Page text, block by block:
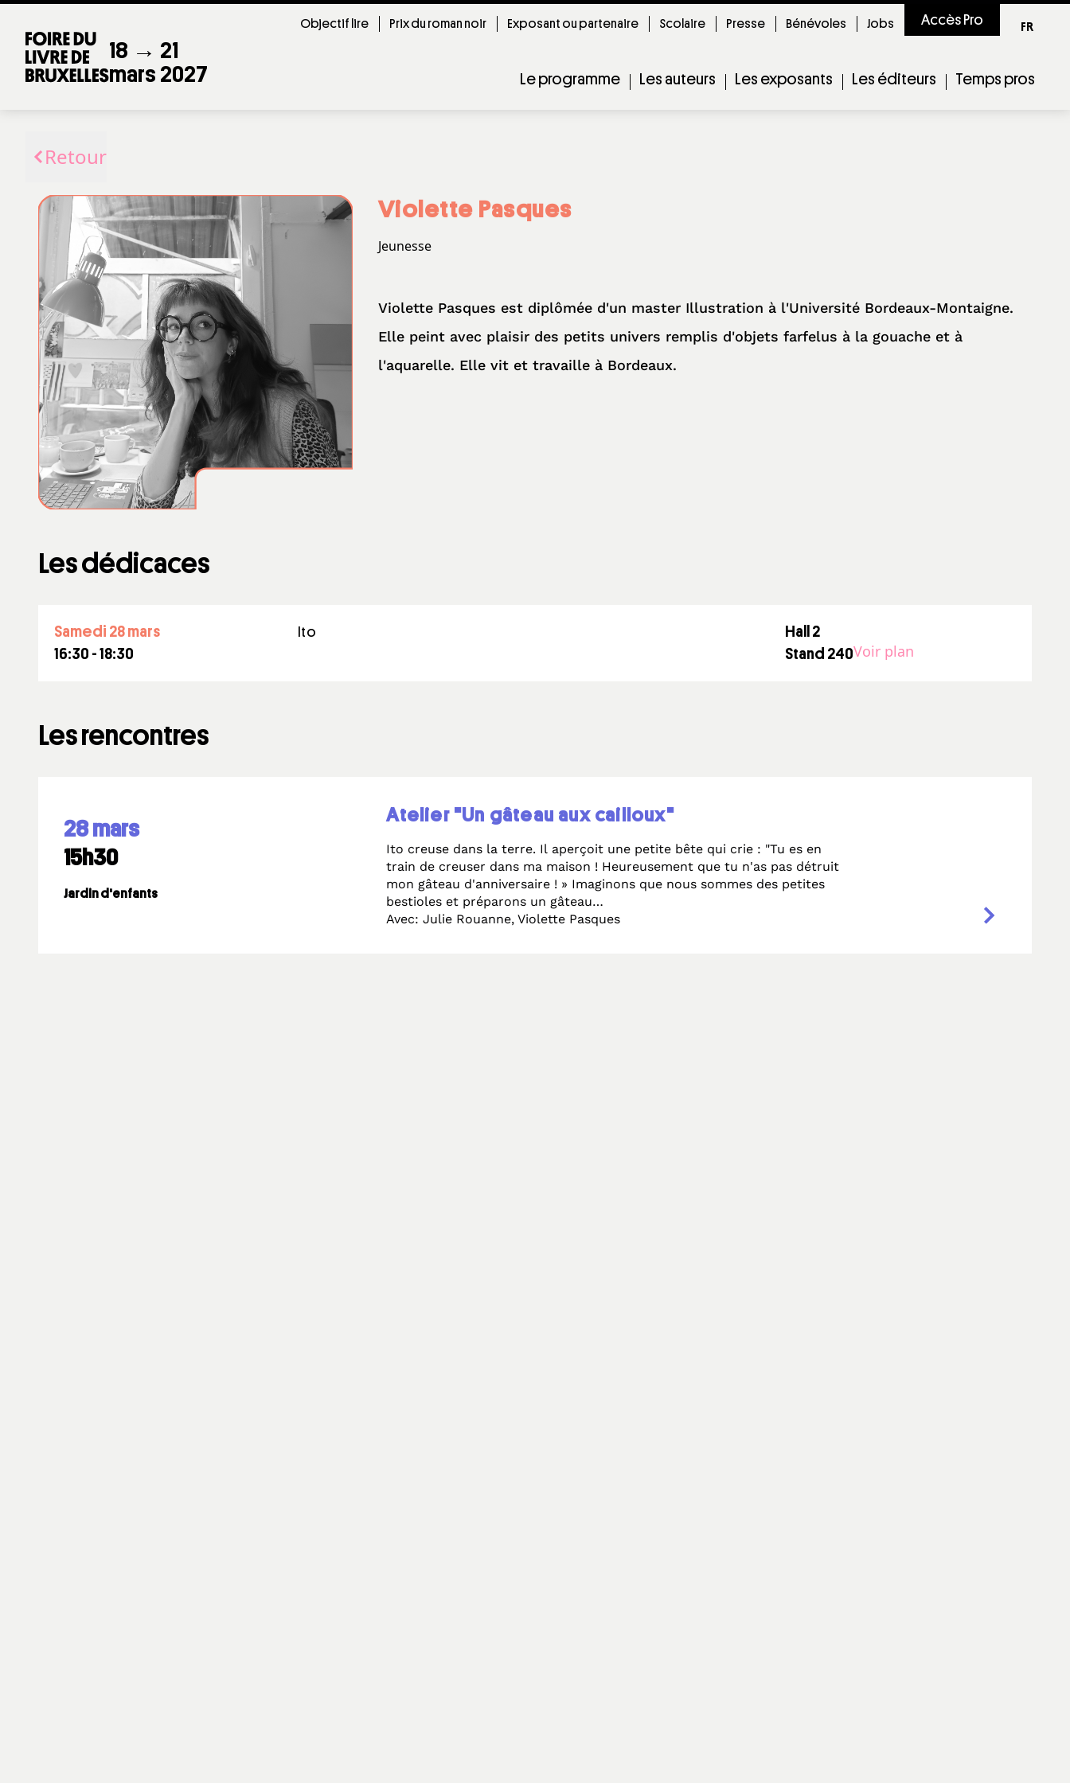
18 → 21
mars 2027
Objectif lire Prix du roman noir Exposant ou partenaire Scolaire Presse Bénévoles Jobs Accès Pro
FR
Le programme Les auteurs Les exposants Les éditeurs Temps pros
Retour
Violette Pasques
Jeunesse
Violette Pasques est diplômée d'un master Illustration à l'Université Bordeaux-Montaigne.
Elle peint avec plaisir des petits univers remplis d'objets farfelus à la gouache et à
l'aquarelle. Elle vit et travaille à Bordeaux.
Les dédicaces
samedi 28 mars
16:30 - 18:30
Ito
Hall 2
Stand 240Voir plan
Les rencontres
28 mars
15h30
Jardin d'enfants
Atelier "Un gâteau aux cailloux"
Ito creuse dans la terre. Il aperçoit une petite bête qui crie : "Tu es en
train de creuser dans ma maison ! Heureusement que tu n'as pas détruit
mon gâteau d'anniversaire ! » Imaginons que nous sommes des petites
bestioles et préparons un gâteau…
Avec: Julie Rouanne, Violette Pasques